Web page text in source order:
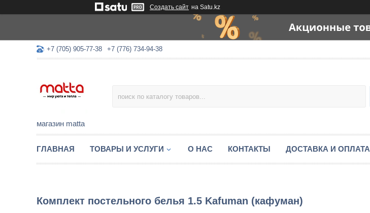
Создать сайт на Satu.kz
+7 (705) 905-77-38 +7 (776) 734-94-38
магазин matta
ГЛАВНАЯ ТОВАРЫ И УСЛУГИ О НАС КОНТАКТЫ ДОСТАВКА И ОПЛАТА
Комплект постельного белья 1.5 Kafuman (кафуман)